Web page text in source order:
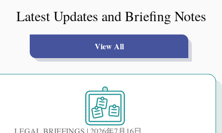
Latest Updates and Briefing Notes
View All
LEGAL BRIEFINGS | 2026年7月16日